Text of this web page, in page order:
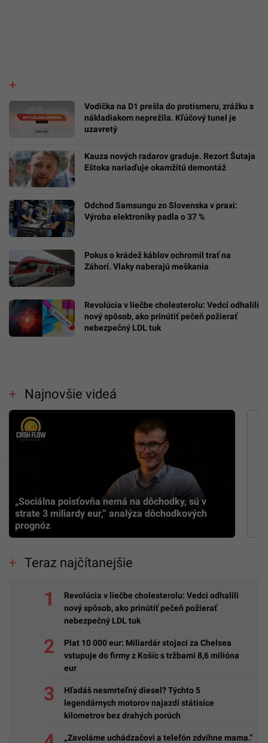
Vodička na D1 prešla do protismeru, zrážku s
nákladiakom neprežila. Kľúčový tunel je
uzavretý
Kauza nových radarov graduje. Rezort Šutaja
Eštoka nariaďuje okamžitú demontáž
Odchod Samsungu zo Slovenska v praxi:
Výroba elektroniky padla o 37 %
Pokus o krádež káblov ochromil trať na
Záhorí. Vlaky naberajú meškania
Revolúcia v liečbe cholesterolu: Vedci odhalili
nový spôsob, ako prinútiť pečeň požierať
nebezpečný LDL tuk
Najnovšie videá
„Sociálna poisťovňa nemá na dôchodky, sú v
strate 3 miliardy eur,” analýza dôchodkových
prognóz
Teraz najčítanejšie
Revolúcia v liečbe cholesterolu: Vedci odhalili
nový spôsob, ako prinútiť pečeň požierať
nebezpečný LDL tuk
Plat 10 000 eur: Miliardár stojaci za Chelsea
vstupuje do firmy z Košíc s tržbami 8,6 milióna
eur
Hľadáš nesmrteľný diesel? Týchto 5
legendárnych motorov najazdí státisíce
kilometrov bez drahých porúch
„Zavoláme uchádzačovi a telefón zdvihne mama.“